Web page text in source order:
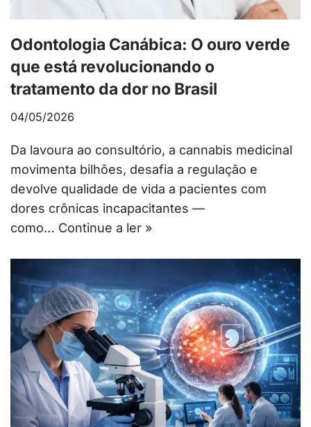
Odontologia Canábica: O ouro verde
que está revolucionando o
tratamento da dor no Brasil
04/05/2026
Da lavoura ao consultório, a cannabis medicinal
movimenta bilhões, desafia a regulação e
devolve qualidade de vida a pacientes com
dores crônicas incapacitantes —
como… Continue a ler »